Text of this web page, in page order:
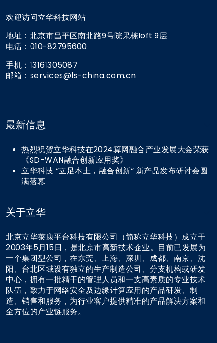
欢迎访问立华科技网站
地址：北京市昌平区南北路9号院果栋loft 9层
电话：010-82795600
手机：13161305087
邮箱：services@ls-china.com.cn
最新信息
热烈祝贺立华科技在2024算网融合产业发展大会荣获
《SD-WAN融合创新应用奖》
立华科技 “立足本土，融合创新“ 新产品发布研讨会圆
满落幕
关于立华
北京立华莱康平台科技有限公司（简称立华科技）成立于
2003年5月15日，是北京市高新技术企业。目前已发展为
一个集团型公司，在东莞、上海、深圳、成都、南京、沈
阳、台北区域设有独立的生产制造公司、分支机构或研发
中心，拥有一批精干的管理人员和一支高素质的专业技术
队伍，致力于网络安全及边缘计算应用的产品研发、制
造、销售和服务，为行业客户提供精准的产品解决方案和
全方位的产业链服务。